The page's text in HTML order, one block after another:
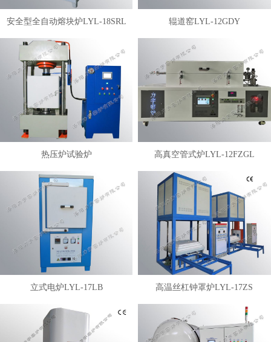
安全型全自动熔块炉LYL-18SRL 辊道窑LYL-12GDY
热压炉试验炉 高真空管式炉LYL-12FZGL
立式电炉LYL-17LB 高温丝杠钟罩炉LYL-17ZS